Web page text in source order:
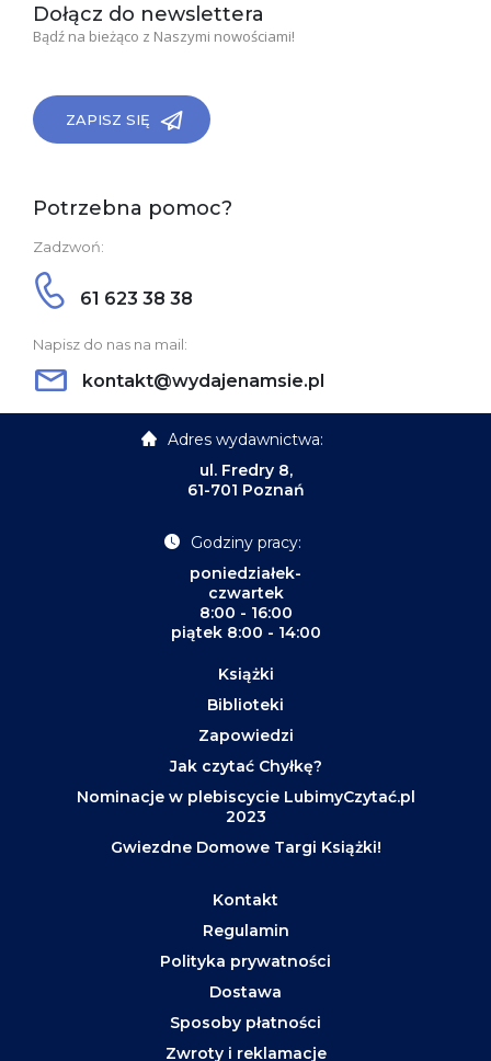
Dołącz do newslettera
Bądź na bieżąco z Naszymi nowościami!
ZAPISZ SIĘ
Potrzebna pomoc?
Zadzwoń:
61 623 38 38
Napisz do nas na mail:
kontakt@wydajenamsie.pl
Adres wydawnictwa:
ul. Fredry 8,
61-701 Poznań
Godziny pracy:
poniedziałek-
czwartek
8:00 - 16:00
piątek 8:00 - 14:00
Książki
Biblioteki
Zapowiedzi
Jak czytać Chyłkę?
Nominacje w plebiscycie LubimyCzytać.pl
2023
Gwiezdne Domowe Targi Książki!
Kontakt
Regulamin
Polityka prywatności
Dostawa
Sposoby płatności
Zwroty i reklamacje